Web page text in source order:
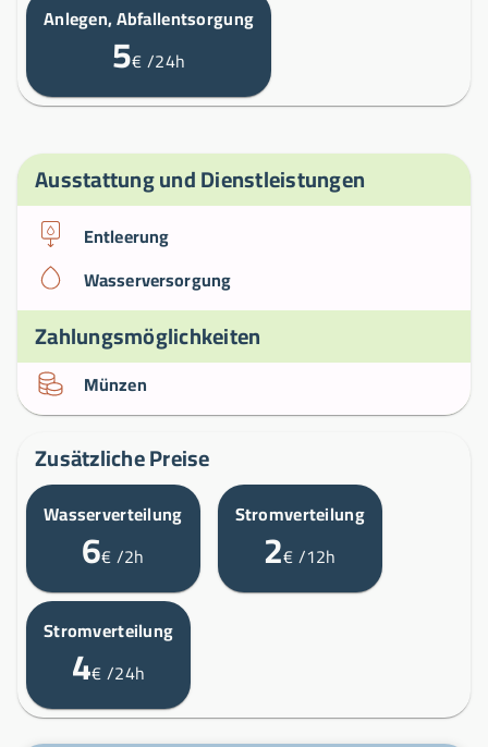
Anlegen, Abfallentsorgung
5€/24h
Ausstattung und Dienstleistungen
Entleerung
Wasserversorgung
Zahlungsmöglichkeiten
Münzen
Zusätzliche Preise
Wasserverteilung
6€/2h
Stromverteilung
2€/12h
Stromverteilung
4€/24h